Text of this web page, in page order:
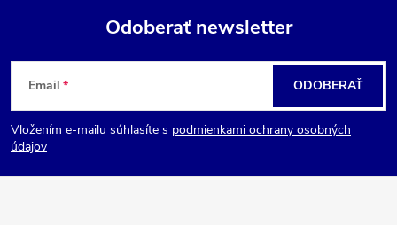
Z
á
p
Odoberať newsletter
Email
Vložením e-mailu súhlasíte s podmienkami ochrany osobných
údajov
ODOBERAŤ